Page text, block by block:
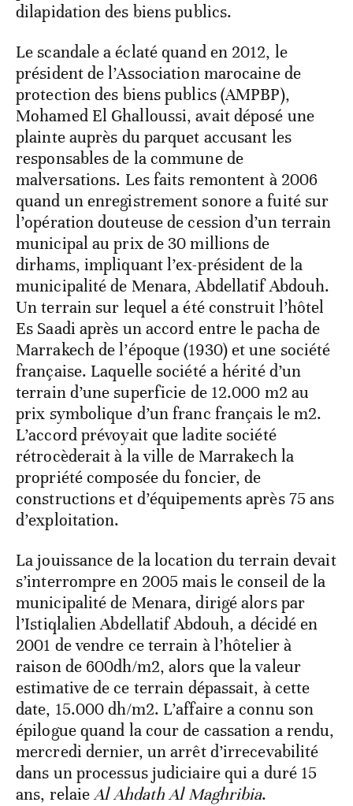
dilapidation des biens publics.
Le scandale a éclaté quand en 2012, le
président de l’Association marocaine de
protection des biens publics (AMPBP),
Mohamed El Ghalloussi, avait déposé une
plainte auprès du parquet accusant les
responsables de la commune de
malversations. Les faits remontent à 2006
quand un enregistrement sonore a fuité sur
l’opération douteuse de cession d’un terrain
municipal au prix de 30 millions de
dirhams, impliquant l’ex-président de la
municipalité de Menara, Abdellatif Abdouh.
Un terrain sur lequel a été construit l’hôtel
Es Saadi après un accord entre le pacha de
Marrakech de l’époque (1930) et une société
française. Laquelle société a hérité d’un
terrain d’une superficie de 12.000 m2 au
prix symbolique d’un franc français le m2.
L’accord prévoyait que ladite société
rétrocèderait à la ville de Marrakech la
propriété composée du foncier, de
constructions et d’équipements après 75 ans
d’exploitation.
La jouissance de la location du terrain devait
s’interrompre en 2005 mais le conseil de la
municipalité de Menara, dirigé alors par
l’Istiqlalien Abdellatif Abdouh, a décidé en
2001 de vendre ce terrain à l’hôtelier à
raison de 600dh/m2, alors que la valeur
estimative de ce terrain dépassait, à cette
date, 15.000 dh/m2. L’affaire a connu son
épilogue quand la cour de cassation a rendu,
mercredi dernier, un arrêt d’irrecevabilité
dans un processus judiciaire qui a duré 15
ans, relaieAl Ahdath Al Maghribia.